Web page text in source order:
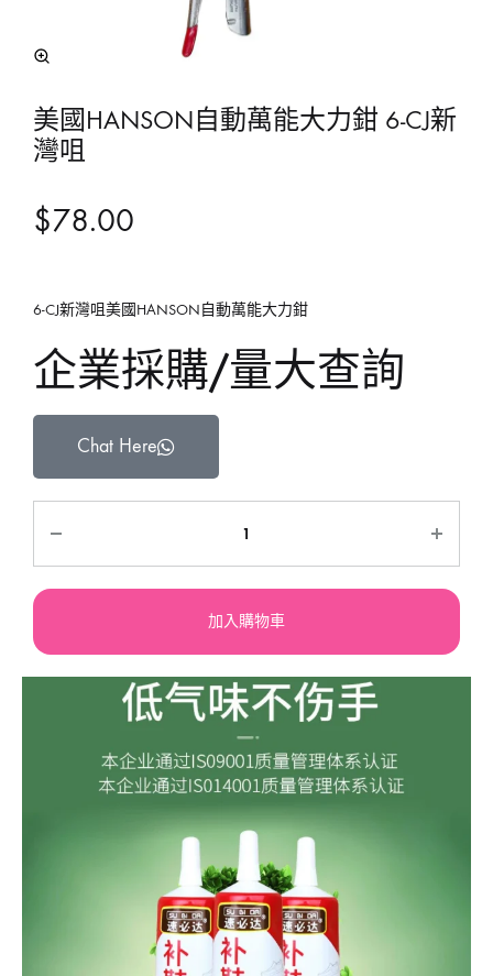
美國HANSON自動萬能大力鉗 6-CJ新
灣咀
$78.00
6-CJ新灣咀美國HANSON自動萬能大力鉗
企業採購/量大查詢
Chat Here
加入購物車